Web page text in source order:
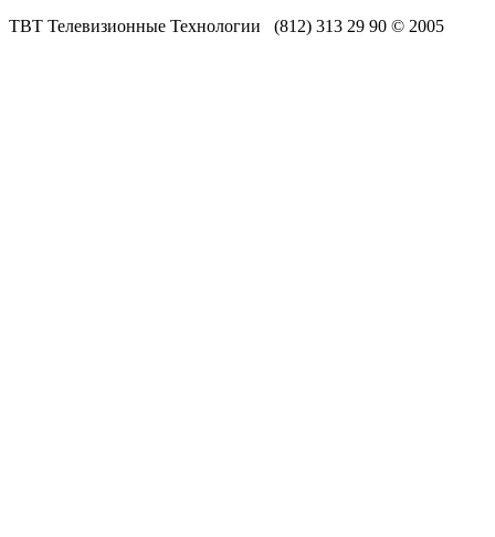
ТВТ Телевизионные Технологии (812) 313 29 90 © 2005